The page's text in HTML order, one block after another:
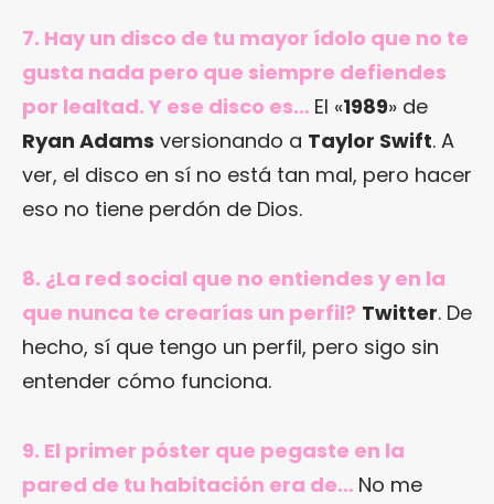
7. Hay un disco de tu mayor ídolo que no te
gusta nada pero que siempre defiendes
por lealtad. Y ese disco es… El «1989» de
Ryan Adams versionando a Taylor Swift. A
ver, el disco en sí no está tan mal, pero hacer
eso no tiene perdón de Dios.
8. ¿La red social que no entiendes y en la
que nunca te crearías un perfil? Twitter. De
hecho, sí que tengo un perfil, pero sigo sin
entender cómo funciona.
9. El primer póster que pegaste en la
pared de tu habitación era de… No me